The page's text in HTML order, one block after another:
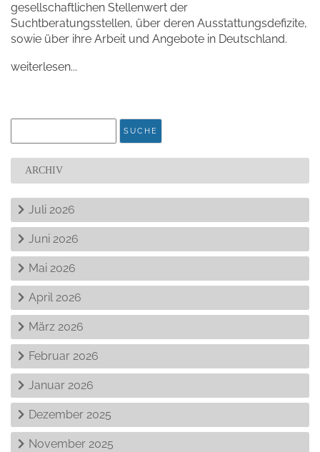
gesellschaftlichen Stellenwert der
Suchtberatungsstellen, über deren Ausstattungsdefizite,
sowie über ihre Arbeit und Angebote in Deutschland.
weiterlesen...
ARCHIV
Juli 2026
Juni 2026
Mai 2026
April 2026
März 2026
Februar 2026
Januar 2026
Dezember 2025
November 2025